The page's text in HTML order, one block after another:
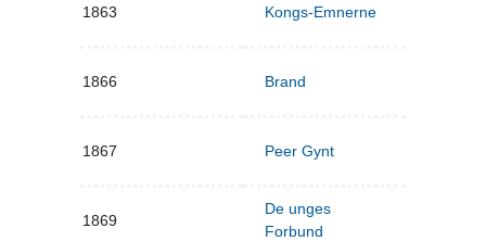
1863 Kongs-Emnerne
1866 Brand
1867 Peer Gynt
1869
De unges
Forbund